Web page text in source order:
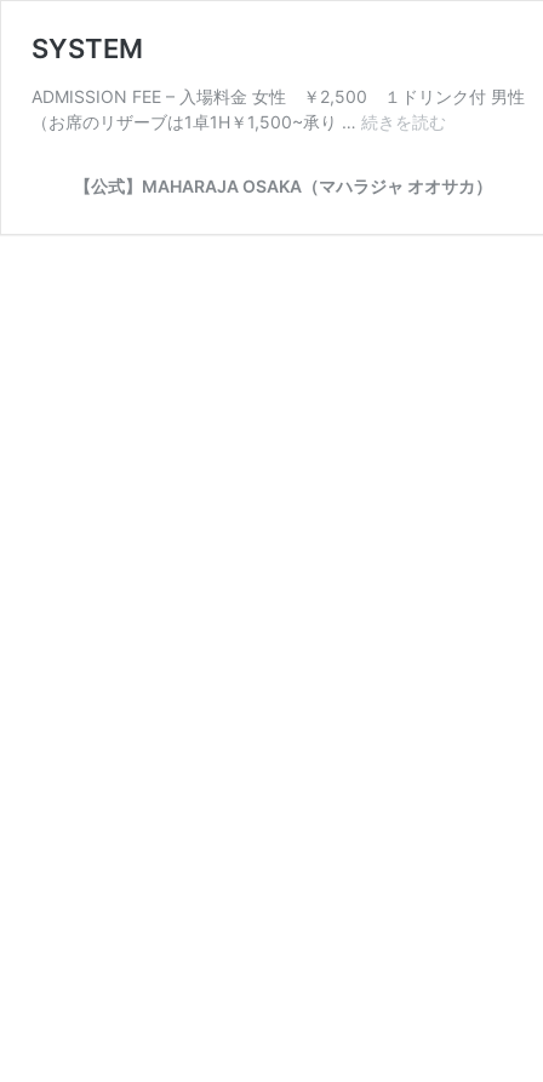
SYSTEM
ADMISSION FEE – 入場料金 女性 ￥2,500 １ドリンク付 男性
（お席のリザーブは1卓1H￥1,500~承り … 続きを読む
【公式】MAHARAJA OSAKA（マハラジャ オオサカ）